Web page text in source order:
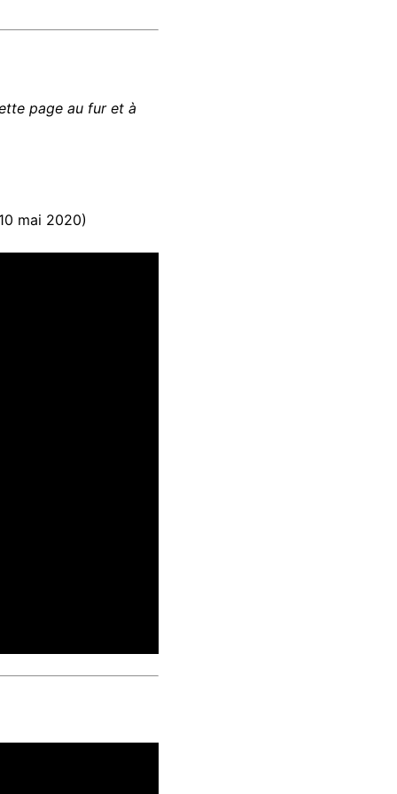
page au fur et à
mai 2020)